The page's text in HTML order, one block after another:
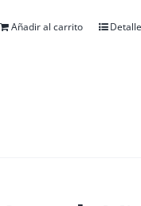
Añadir al carrito